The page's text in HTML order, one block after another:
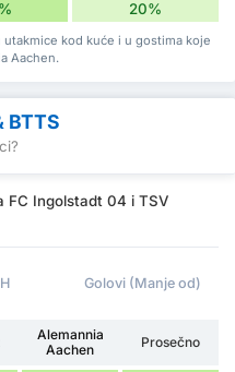
20%
kod kuće i u gostima koje
Aachen.
BTTS
FC Ingolstadt 04 i TSV
Golovi (Manje od)
Alemannia
Aachen
Prosečno